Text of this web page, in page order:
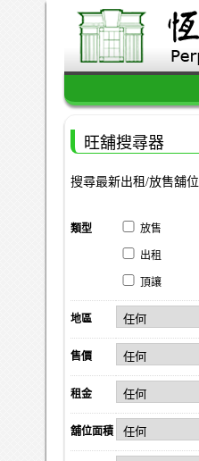
旺舖搜尋器
搜尋最新出租/放售舖位
類型 放售
出租
頂讓
地區
售價
租金
舖位面積